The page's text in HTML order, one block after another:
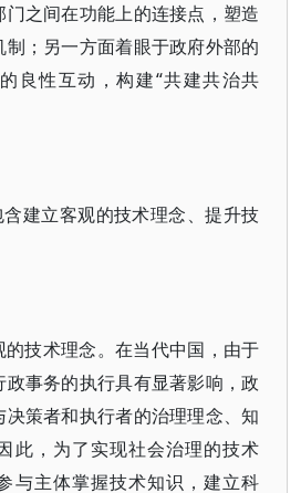
之间在功能上的连接点，塑造
；另一方面着眼于政府外部的
良性互动，构建“共建共治共
建立客观的技术理念、提升技
技术理念。在当代中国，由于
事务的执行具有显著影响，政
策者和执行者的治理理念、知
此，为了实现社会治理的技术
与主体掌握技术知识，建立科